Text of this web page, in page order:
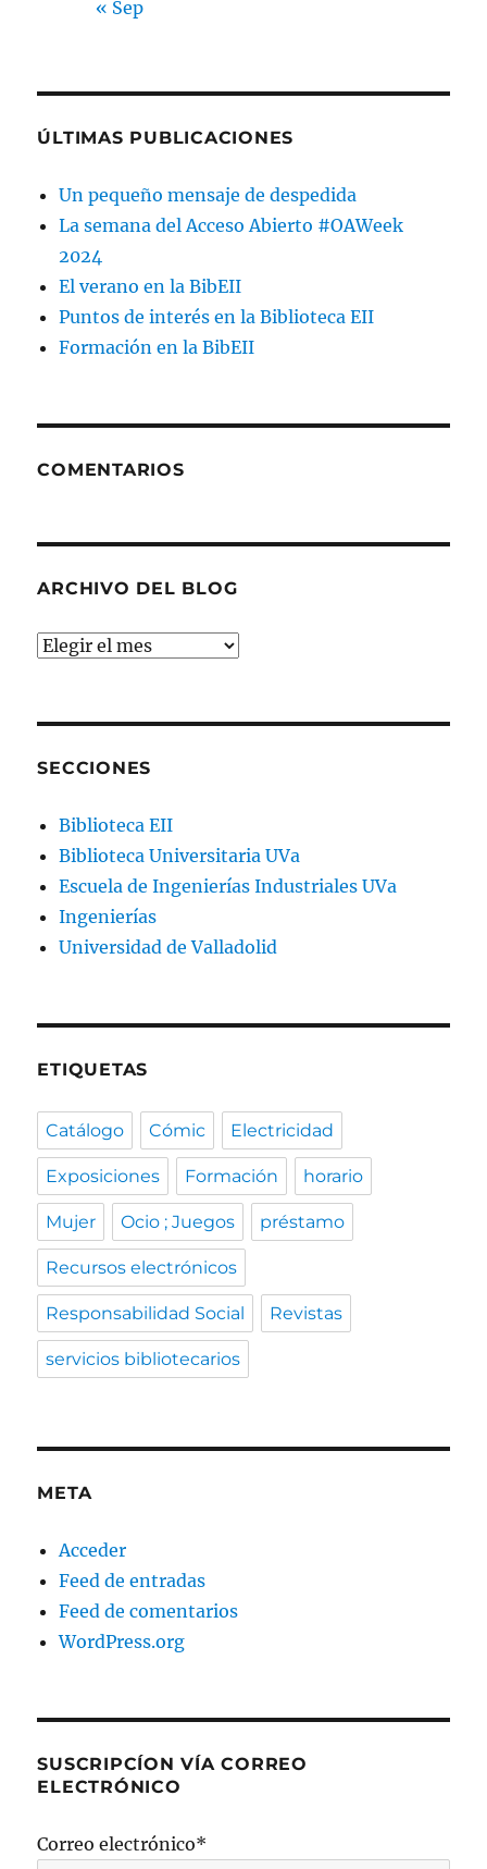
« Sep
ÚLTIMAS PUBLICACIONES
Un pequeño mensaje de despedida
La semana del Acceso Abierto #OAWeek
2024
El verano en la BibEII
Puntos de interés en la Biblioteca EII
Formación en la BibEII
COMENTARIOS
ARCHIVO DEL BLOG
Archivo
SECCIONES
Biblioteca EII
Biblioteca Universitaria UVa
Escuela de Ingenierías Industriales UVa
Ingenierías
Universidad de Valladolid
ETIQUETAS
Catálogo Cómic Electricidad
Exposiciones Formación horario
Mujer Ocio ; Juegos préstamo
Recursos electrónicos
Responsabilidad Social Revistas
servicios bibliotecarios
META
Acceder
Feed de entradas
Feed de comentarios
WordPress.org
SUSCRIPCÍON VÍA CORREO
ELECTRÓNICO
Correo electrónico*